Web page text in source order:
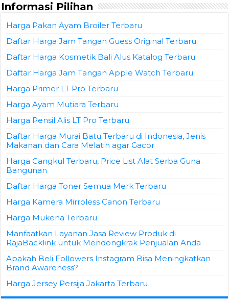
Informasi Pilihan
Harga Pakan Ayam Broiler Terbaru
Daftar Harga Jam Tangan Guess Original Terbaru
Daftar Harga Kosmetik Bali Alus Katalog Terbaru
Daftar Harga Jam Tangan Apple Watch Terbaru
Harga Primer LT Pro Terbaru
Harga Ayam Mutiara Terbaru
Harga Pensil Alis LT Pro Terbaru
Daftar Harga Murai Batu Terbaru di Indonesia, Jenis
Makanan dan Cara Melatih agar Gacor
Harga Cangkul Terbaru, Price List Alat Serba Guna
Bangunan
Daftar Harga Toner Semua Merk Terbaru
Harga Kamera Mirroless Canon Terbaru
Harga Mukena Terbaru
Manfaatkan Layanan Jasa Review Produk di
RajaBacklink untuk Mendongkrak Penjualan Anda
Apakah Beli Followers Instagram Bisa Meningkatkan
Brand Awareness?
Harga Jersey Persija Jakarta Terbaru